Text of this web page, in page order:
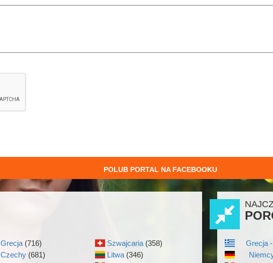
POLUB PORTAL NA FACEBOOKU
Grecja (716)
Czechy (681)
Szwajcaria (358)
Litwa (346)
Grecja